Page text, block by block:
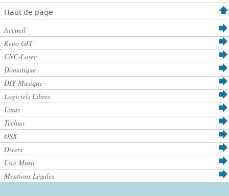
Haut de page
Accueil
Repo GIT
CNC-Laser
Domotique
DIY-Musique
Logiciels Libres
Linux
Techno
OSX
Divers
Live Music
Mentions Légales